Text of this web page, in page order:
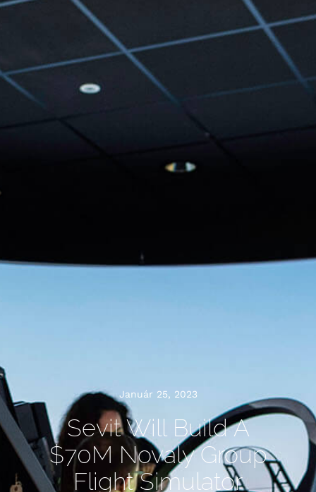
Január 25, 2023
Sevit Will Build A
$70M Novaly Group
Flight Simulator